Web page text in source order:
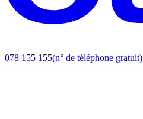
078 155 155(n° de téléphone gratuit)